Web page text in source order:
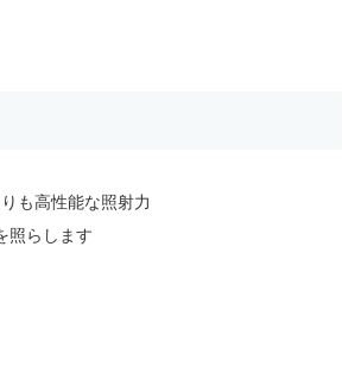
も高性能な照射力
照らします